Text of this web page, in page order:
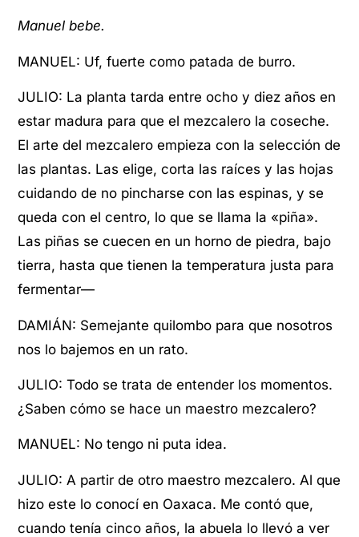
Manuel bebe.
MANUEL: Uf, fuerte como patada de burro.
JULIO: La planta tarda entre ocho y diez años en
estar madura para que el mezcalero la coseche.
El arte del mezcalero empieza con la selección de
las plantas. Las elige, corta las raíces y las hojas
cuidando de no pincharse con las espinas, y se
queda con el centro, lo que se llama la «piña».
Las piñas se cuecen en un horno de piedra, bajo
tierra, hasta que tienen la temperatura justa para
fermentar—
DAMIÁN: Semejante quilombo para que nosotros
nos lo bajemos en un rato.
JULIO: Todo se trata de entender los momentos.
¿Saben cómo se hace un maestro mezcalero?
MANUEL: No tengo ni puta idea.
JULIO: A partir de otro maestro mezcalero. Al que
hizo este lo conocí en Oaxaca. Me contó que,
cuando tenía cinco años, la abuela lo llevó a ver